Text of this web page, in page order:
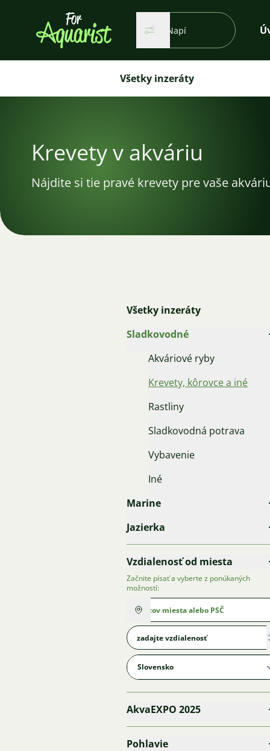
Hľadať
Hľadať
Všetky inzeráty
Krevety v akváriu
Nájdite si tie pravé krevety pre vaše
Všetky inzeráty
Sladkovodné
Akváriové ryby
Krevety, kôrovce a iné
Rastliny
Sladkovodná potrava
Vybavenie
Iné
Marine
Jazierka
Vzdialenosť od miesta
Začnite písať a vyberte z ponúkaných
možností:
AkvaEXPO 2025
Pohlavie